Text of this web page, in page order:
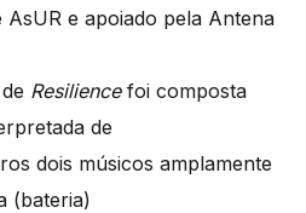
AsUR e apoiado pela Antena
Resilience foi composta
de
dois músicos amplamente
(bateria)